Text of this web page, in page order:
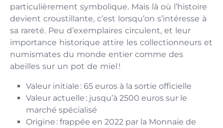
particulièrement symbolique. Mais là où l’histoire
devient croustillante, c’est lorsqu’on s’intéresse à
sa rareté. Peu d’exemplaires circulent, et leur
importance historique attire les collectionneurs et
numismates du monde entier comme des
abeilles sur un pot de miel !
Valeur initiale : 65 euros à la sortie officielle
Valeur actuelle : jusqu’à 2500 euros sur le
marché spécialisé
Origine : frappée en 2022 par la Monnaie de